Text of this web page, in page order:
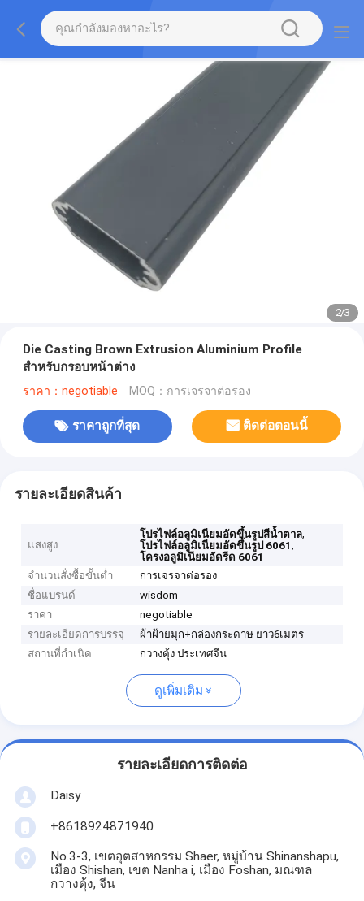
2/3
Die Casting Brown Extrusion Aluminium Profile
สำหรับกรอบหน้าต่าง
ราคา：negotiable MOQ：การเจรจาต่อรอง
ราคาถูกที่สุด ติดต่อตอนนี้
รายละเอียดสินค้า
แสงสูง
โปรไฟล์อลูมิเนียมอัดขึ้นรูปสีน้ำตาล,
โปรไฟล์อลูมิเนียมอัดขึ้นรูป 6061,
โครงอลูมิเนียมอัดรีด 6061
จำนวนสั่งซื้อขั้นต่ำ
การเจรจาต่อรอง
ชื่อแบรนด์
wisdom
ราคา
negotiable
รายละเอียดการบรรจุ
ผ้าฝ้ายมุก+กล่องกระดาษ ยาว6เมตร
สถานที่กำเนิด
กวางตุ้ง ประเทศจีน
ดูเพิ่มเติม
รายละเอียดการติดต่อ
Daisy
+8618924871940
No.3-3, เขตอุตสาหกรรม Shaer, หมู่บ้าน Shinanshapu,
เมือง Shishan, เขต Nanha i, เมือง Foshan, มณฑล
กวางตุ้ง, จีน